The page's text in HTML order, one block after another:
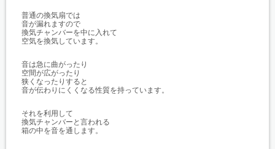
普通の換気扇では
音が漏れますので
換気チャンバーを中に入れて
空気を換気しています。
音は急に曲がったり
空間が広がったり
狭くなったりすると
音が伝わりにくくなる性質を持っています。
それを利用して
換気チャンバーと言われる
箱の中を音を通します。